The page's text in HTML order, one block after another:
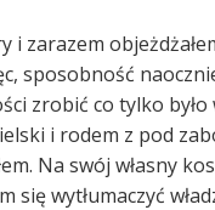
i zarazem
sposobność
zrobić co tylko
i rodem z pod
Na swój własny
wytłumaczyć